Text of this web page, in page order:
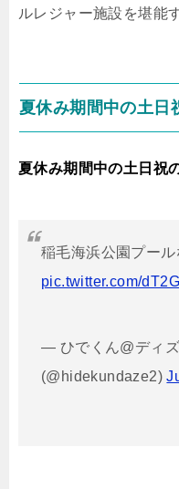
ルレジャー施設を堪能
夏休み期間中の土日
夏休み期間中の土日祝
稲毛海浜公園プール
pic.twitter.com/
— ひでくん@ディ
(@hidekundaze2)